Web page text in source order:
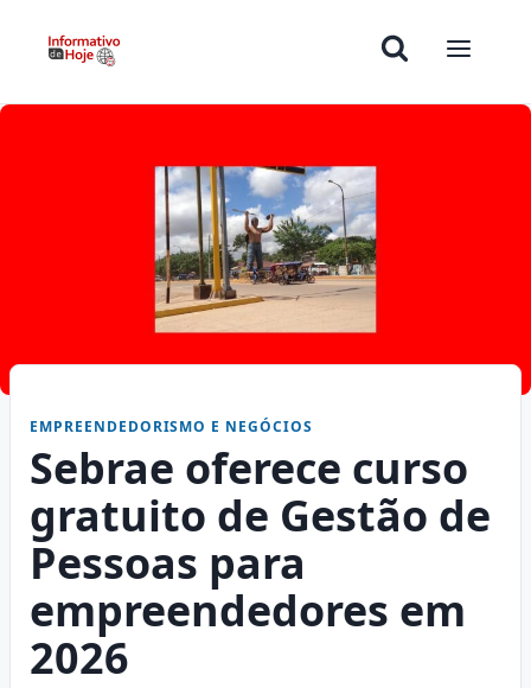
EMPREENDEDORISMO E NEGÓCIOS
Sebrae oferece curso
gratuito de Gestão de
Pessoas para
empreendedores em
2026